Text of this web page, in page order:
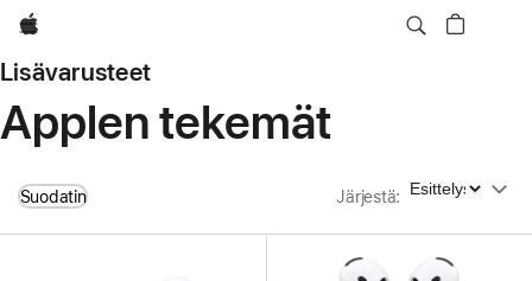
Apple
Lisävarusteet
Applen tekemät
Suodatin Järjestä: Järjestä